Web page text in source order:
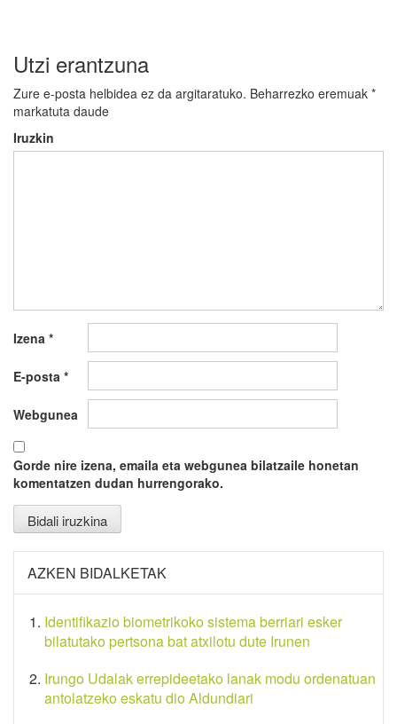
Utzi erantzuna
Zure e-posta helbidea ez da argitaratuko. Beharrezko eremuak *
markatuta daude
Iruzkin
Izena *
E-posta *
Webgunea
Gorde nire izena, emaila eta webgunea bilatzaile honetan
komentatzen dudan hurrengorako.
AZKEN BIDALKETAK
Identifikazio biometrikoko sistema berriari esker
bilatutako pertsona bat atxilotu dute Irunen
Irungo Udalak errepideetako lanak modu ordenatuan
antolatzeko eskatu dio Aldundiari